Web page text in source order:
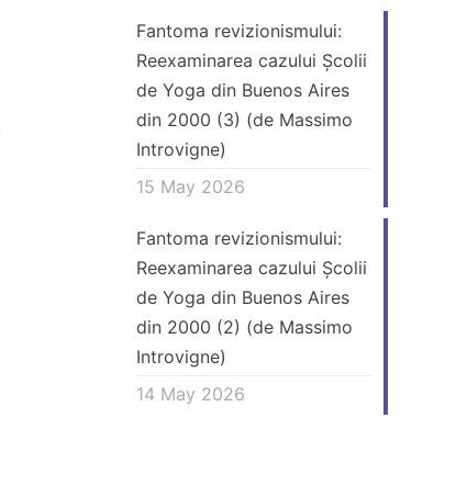
Fantoma revizionismului:
Reexaminarea cazului Școlii
de Yoga din Buenos Aires
din 2000 (3) (de Massimo
Introvigne)
15 May 2026
Fantoma revizionismului:
Reexaminarea cazului Școlii
de Yoga din Buenos Aires
din 2000 (2) (de Massimo
Introvigne)
14 May 2026